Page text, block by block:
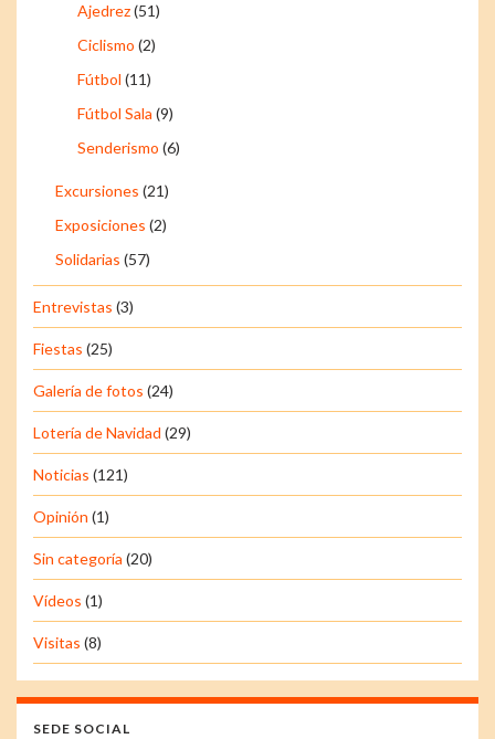
Ajedrez(51)
Ciclismo (2)
Fútbol (11)
Fútbol Sala (9)
Senderismo (6)
Excursiones (21)
Exposiciones (2)
Solidarias (57)
Entrevistas (3)
Fiestas (25)
Galería de fotos (24)
Lotería de Navidad (29)
Noticias (121)
Opinión (1)
Sin categoría (20)
Vídeos (1)
Visitas (8)
SEDE SOCIAL